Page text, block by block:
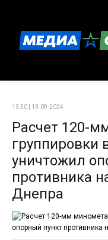
13:50 | 13-09-2024
Расчет 120-
группировки
уничтожил
противника
Днепра